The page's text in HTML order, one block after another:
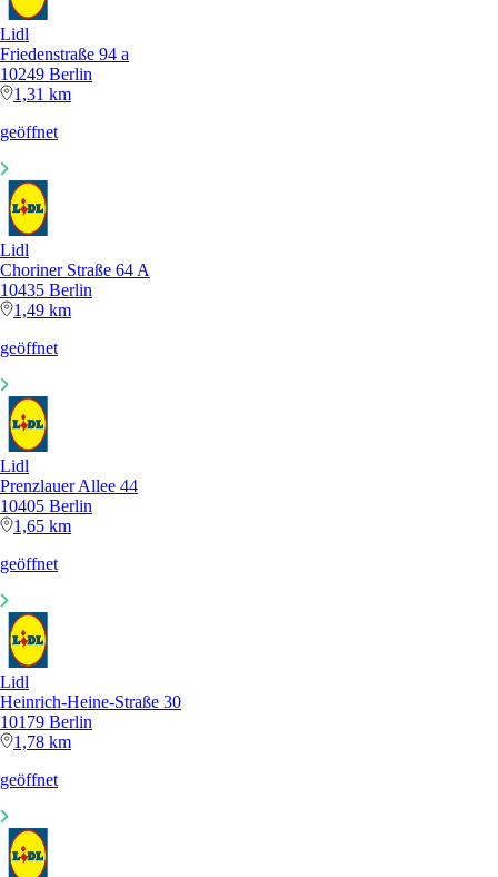
Lidl
Friedenstraße 94 a
10249 Berlin
1,31 km
geöffnet
Lidl
Choriner Straße 64 A
10435 Berlin
1,49 km
geöffnet
Lidl
Prenzlauer Allee 44
10405 Berlin
1,65 km
geöffnet
Lidl
Heinrich-Heine-Straße 30
10179 Berlin
1,78 km
geöffnet